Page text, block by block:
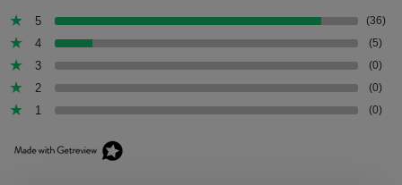
5 (36)
4 (5)
3 (0)
2 (0)
1 (0)